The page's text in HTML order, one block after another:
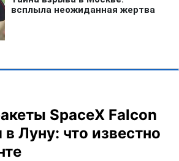
SpaceX Falcon
в Луну: что известно